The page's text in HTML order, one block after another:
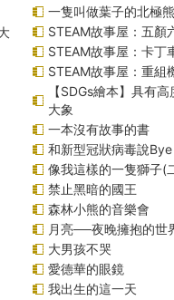
一隻叫做葉子的北極熊
STEAM故事屋：五顏
STEAM故事屋：卡丁
STEAM故事屋：重組
【SDGs繪本】具有
大象
一本沒有故事的書
和新型冠狀病毒說Bye
像我這樣的一隻獅子(
禁止黑暗的國王
森林小熊的音樂會
月亮──夜晚擁抱的世
大男孩不哭
愛德華的眼鏡
我出生的這一天